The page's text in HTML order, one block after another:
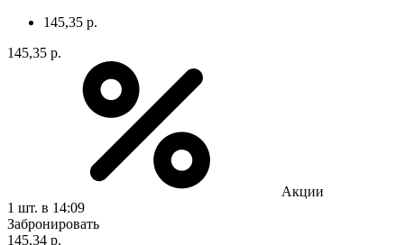
145,35 р.
145,35 р.
Акции
1 шт. в 14:09
Забронировать
145,34 р.